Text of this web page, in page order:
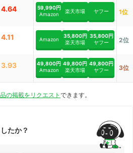
4.64
59,990円
Amazon
楽天市場 ヤフー 1位
4.11 Amazon
35,800円
楽天市場
35,800円
ヤフー
2位
3.93
49,800円
Amazon
49,800円
楽天市場
49,800円
ヤフー
3位
の掲載をリクエスト できます。
たか？